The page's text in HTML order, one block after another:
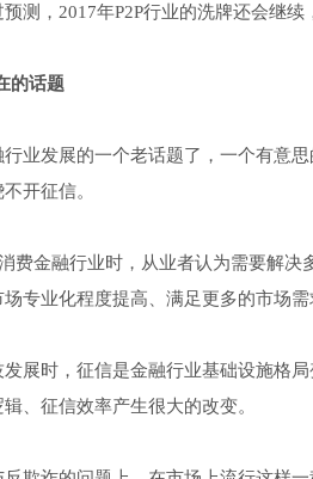
测，2017年P2P行业的洗牌还会继续
的话题
业发展的一个老话题了，一个有意
开征信。
费金融行业时，从业者认为需要解
专业化程度提高、满足更多的市场需
展时，征信是金融行业基础设施格
、征信效率产生很大的改变。